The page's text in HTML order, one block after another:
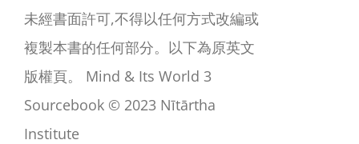
未經書面許可,不得以任何方式改編或
複製本書的任何部分。以下為原英文
版權頁。 Mind & Its World 3
Sourcebook © 2023 Nītārtha
Institute